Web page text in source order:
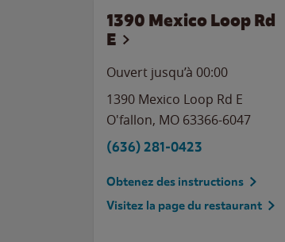
1390 Mexico Loop Rd
E
Ouvert jusqu’à 00:00
1390 Mexico Loop Rd E
O'fallon, MO 63366-6047
(636) 281-0423
Obtenez des instructions
Visitez la page du restaurant